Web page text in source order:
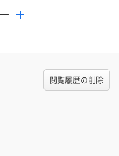
閲覧履歴の削除